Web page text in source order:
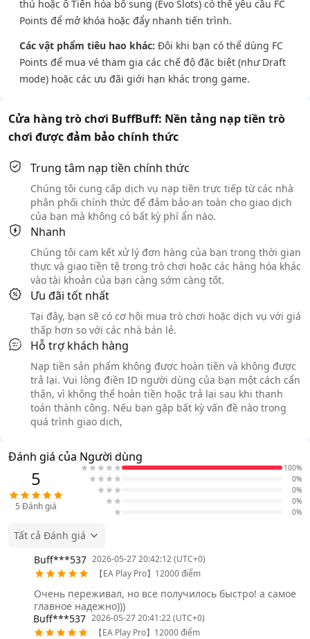
thủ hoặc ô Tiến hóa bổ sung (Evo Slots) có thể yêu cầu FC
Points để mở khóa hoặc đẩy nhanh tiến trình.
Các vật phẩm tiêu hao khác: Đôi khi bạn có thể dùng FC
Points để mua vé tham gia các chế độ đặc biệt (như Draft
mode) hoặc các ưu đãi giới hạn khác trong game.
Cửa hàng trò chơi BuffBuff: Nền tảng nạp tiền trò
chơi được đảm bảo chính thức
Trung tâm nạp tiền chính thức
Chúng tôi cung cấp dịch vụ nạp tiền trực tiếp từ các nhà
phân phối chính thức để đảm bảo an toàn cho giao dịch
của bạn mà không có bất kỳ phí ẩn nào.
Nhanh
Chúng tôi cam kết xử lý đơn hàng của bạn trong thời gian
thực và giao tiền tệ trong trò chơi hoặc các hàng hóa khác
vào tài khoản của bạn càng sớm càng tốt.
Ưu đãi tốt nhất
Tại đây, bạn sẽ có cơ hội mua trò chơi hoặc dịch vụ với giá
thấp hơn so với các nhà bán lẻ.
Hỗ trợ khách hàng
Nạp tiền sản phẩm không được hoàn tiền và không được
trả lại. Vui lòng điền ID người dùng của bạn một cách cẩn
thận, vì không thể hoàn tiền hoặc trả lại sau khi thanh
toán thành công. Nếu bạn gặp bất kỳ vấn đề nào trong
quá trình giao dịch,
Đánh giá của Người dùng
5
5 Đánh giá
100%
0%
0%
0%
0%
Tất cả Đánh giá
Buff***537 2026-05-27 20:42:12 (UTC+0)
【EA Play Pro】12000 điểm
Очень переживал, но все получилось быстро! а самое
главное надежно)))
Buff***537 2026-05-27 20:41:22 (UTC+0)
【EA Play Pro】12000 điểm